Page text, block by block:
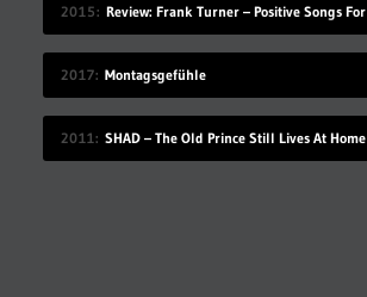
2015
2017 Montagsgefühle
2011 SHAD – The Old Prince Still Lives At Home